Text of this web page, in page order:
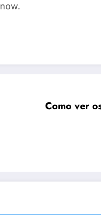
now.
Como ver